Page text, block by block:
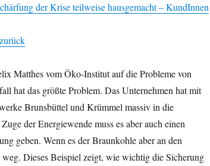
der Krise teilweise hausgemacht – KundInnen
Matthes vom Öko-Institut auf die Probleme von
hat das größte Problem. Das Unternehmen hat mit
Brunsbüttel und Krümmel massiv in die
der Energiewende muss es aber auch einen
geben. Wenn es der Braunkohle aber an den
Dieses Beispiel zeigt, wie wichtig die Sicherung